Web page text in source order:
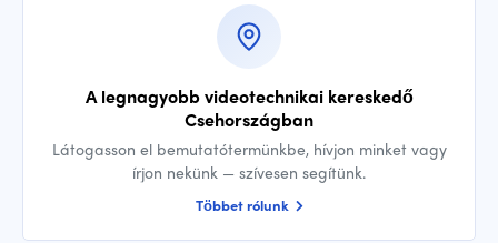
A legnagyobb videotechnikai kereskedő
Csehországban
Látogasson el bemutatótermünkbe, hívjon minket vagy
írjon nekünk — szívesen segítünk.
Többet rólunk